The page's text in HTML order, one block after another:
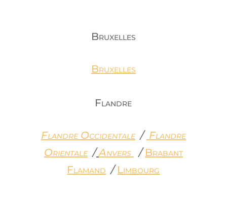
Bruxelles
Bruxelles
Flandre
Flandre Occidentale / Flandre
Orientale/ Anvers /Brabant
Flamand /Limbourg